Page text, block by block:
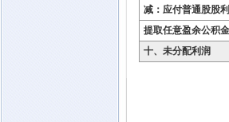
减：应付普通股股利
提取任意盈余公积金
十、未分配利润